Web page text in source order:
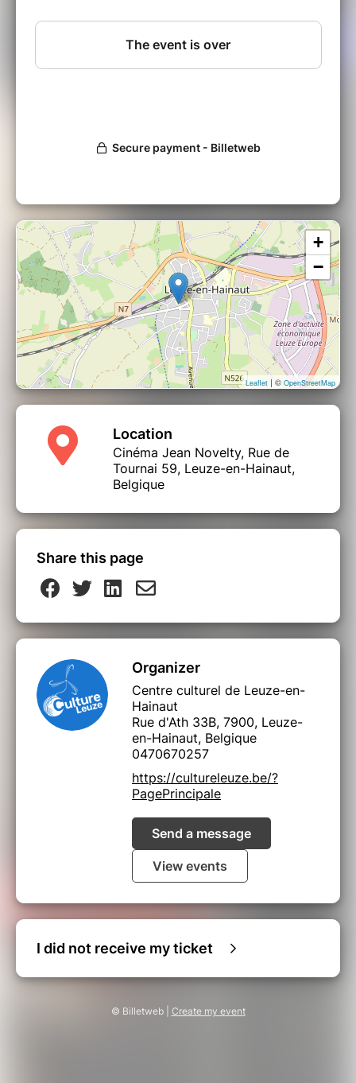
Une pause Tea Time sera offerte juste avant le
saxophone soprano, clarinette, trompette, ukulélé
Organisé dans le cadre du Wapikids Festival, en
collaboration avec les Jeunesses Musicales de
Wallonie Picarde. Avec le soutien des Tournées Art et
Vie.
+
−
Leaflet | © OpenStreetMap
Location
Cinéma Jean Novelty, Rue de
Tournai 59, Leuze-en-Hainaut,
Belgique
Share this page
Organizer
Centre culturel de Leuze-en-
Hainaut
Rue d'Ath 33B, 7900, Leuze-
en-Hainaut, Belgique
0470670257
https://cultureleuze.be/?
PagePrincipale
Send a message
View events
I did not receive my ticket
© Billetweb | Create my event